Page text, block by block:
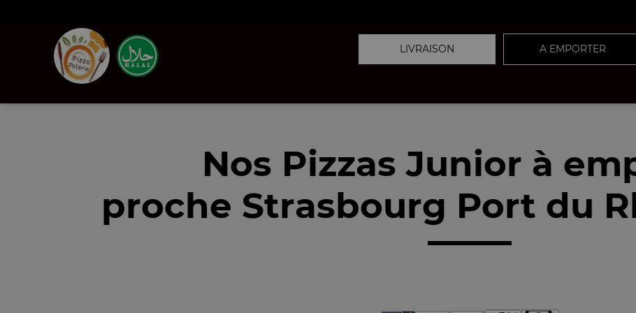
LIVRAISON A EMPORTER
Nos Pizzas Junior à
proche Strasbourg Port du